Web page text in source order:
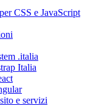
CSS e JavaScript
.italia
Italia
e servizi